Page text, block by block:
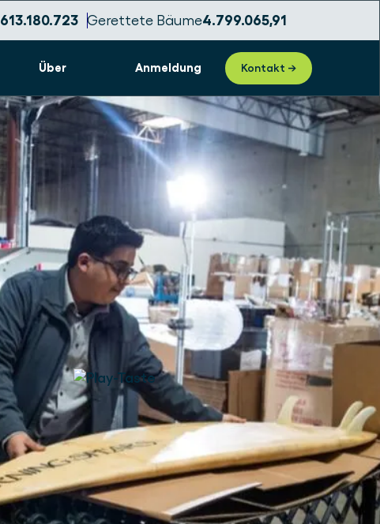
613.180.726 Gerettete Bäume4.799.065,94
Über Anmeldung Kontakt →